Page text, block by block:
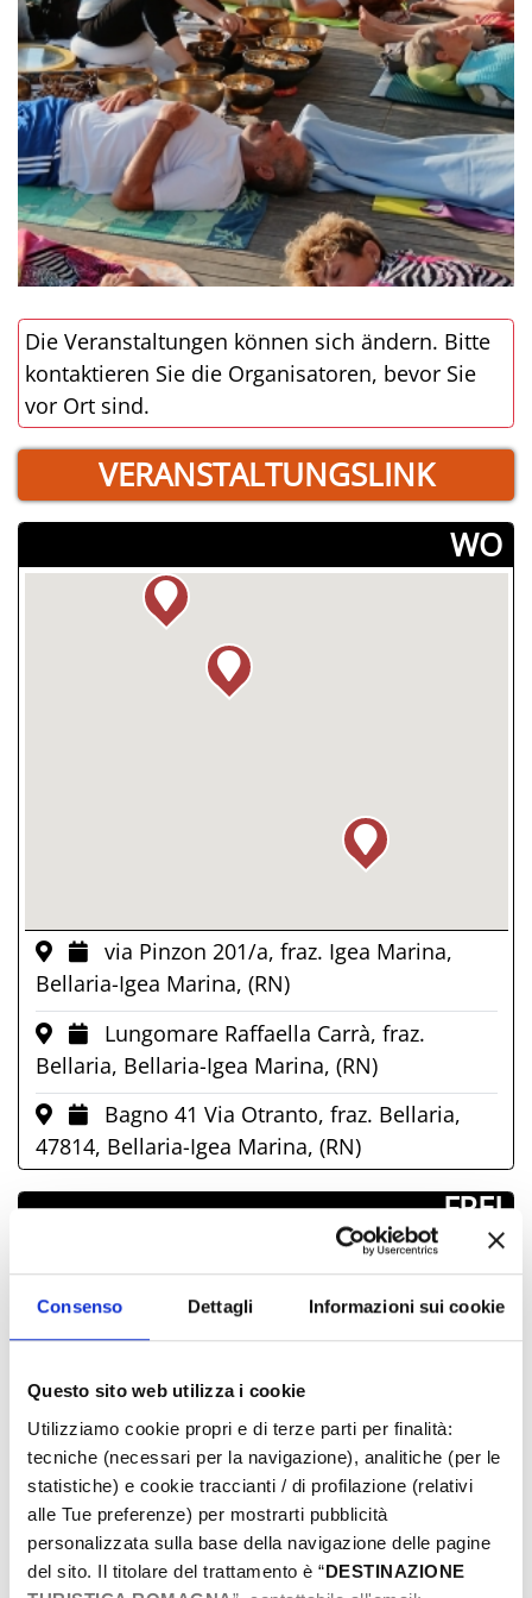
Consenso Dettagli Informazioni sui cookie
Questo sito web utilizza i cookie
Utilizziamo cookie propri e di terze parti per finalità:
tecniche (necessari per la navigazione), analitiche (per le
statistiche) e cookie traccianti / di profilazione (relativi
alle Tue preferenze) per mostrarti pubblicità
personalizzata sulla base della navigazione delle pagine
del sito. Il titolare del trattamento è “DESTINAZIONE
Die Veranstaltungen können sich ändern. Bitte
kontaktieren Sie die Organisatoren, bevor Sie
vor Ort sind.
VERANSTALTUNGSLINK
­WO
via Pinzon 201/a, fraz. Igea Marina,
Bellaria-Igea Marina, (RN)
Lungomare Raffaella Carrà, fraz.
Bellaria, Bellaria-Igea Marina, (RN)
Bagno 41 Via Otranto, fraz. Bellaria,
47814, Bellaria-Igea Marina, (RN)
­ FREI
TAGE & STUNDEN
August-2026
03
04 05 07
09
10
11 12 13 14 15
16
17
18 19 20 21 22
24
25 26 27 28 29
30
31
01 02 03 04 05 06